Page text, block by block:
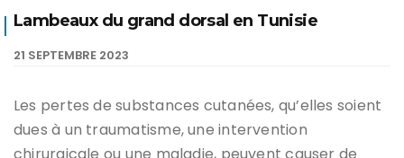
Lambeaux du grand dorsal en Tunisie
21 SEPTEMBRE 2023
Les pertes de substances cutanées, qu’elles soient
dues à un traumatisme, une intervention
chirurgicale ou une maladie, peuvent causer de